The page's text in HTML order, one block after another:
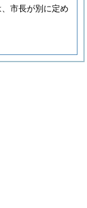
市長が別に定め